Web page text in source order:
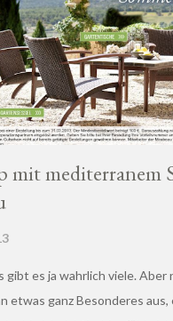
mit mediterranem
gibt es ja wahrlich viele. Aber
etwas ganz Besonderes aus,